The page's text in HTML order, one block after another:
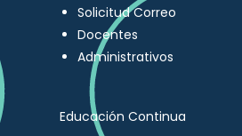
Solicitud Correo
Docentes
Administrativos
Educación Continua